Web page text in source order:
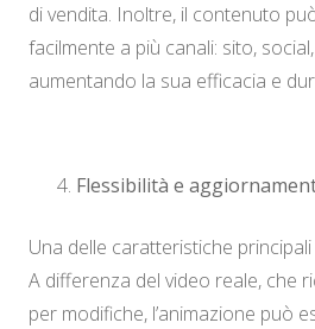
di vendita. Inoltre, il contenuto
facilmente a più canali: sito,
aumentando la sua efficacia e
Flessibilità e
Una delle caratteristiche
A differenza del video reale, che
per modifiche, l’animazione può